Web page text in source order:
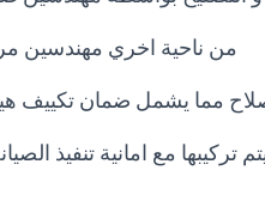
من ناحية اخري مهندسين
مما يشمل ضمان تكييف
تركيبها مع امانية تنفيذ